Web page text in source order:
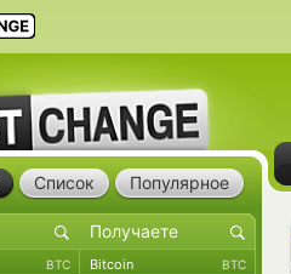
Список Популярное
BTC Bitcoin BTC